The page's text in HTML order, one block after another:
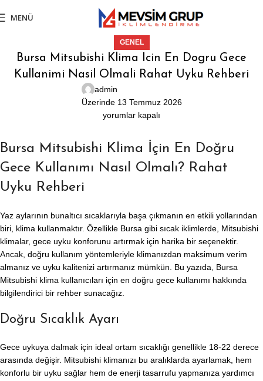
MENÜ
GENEL
Bursa Mitsubishi Klima Icin En Dogru Gece
Kullanimi Nasil Olmali Rahat Uyku Rehberi
admin
Üzerinde 13 Temmuz 2026
yorumlar kapalı
Bursa Mitsubishi Klima İçin En Doğru
Gece Kullanımı Nasıl Olmalı? Rahat
Uyku Rehberi
Yaz aylarının bunaltıcı sıcaklarıyla başa çıkmanın en etkili yollarından
biri, klima kullanmaktır. Özellikle Bursa gibi sıcak iklimlerde, Mitsubishi
klimalar, gece uyku konforunu artırmak için harika bir seçenektir.
Ancak, doğru kullanım yöntemleriyle klimanızdan maksimum verim
almanız ve uyku kalitenizi artırmanız mümkün. Bu yazıda, Bursa
Mitsubishi klima kullanıcıları için en doğru gece kullanımı hakkında
bilgilendirici bir rehber sunacağız.
Doğru Sıcaklık Ayarı
Gece uykuya dalmak için ideal ortam sıcaklığı genellikle 18-22 derece
arasında değişir. Mitsubishi klimanızı bu aralıklarda ayarlamak, hem
konforlu bir uyku sağlar hem de enerji tasarrufu yapmanıza yardımcı